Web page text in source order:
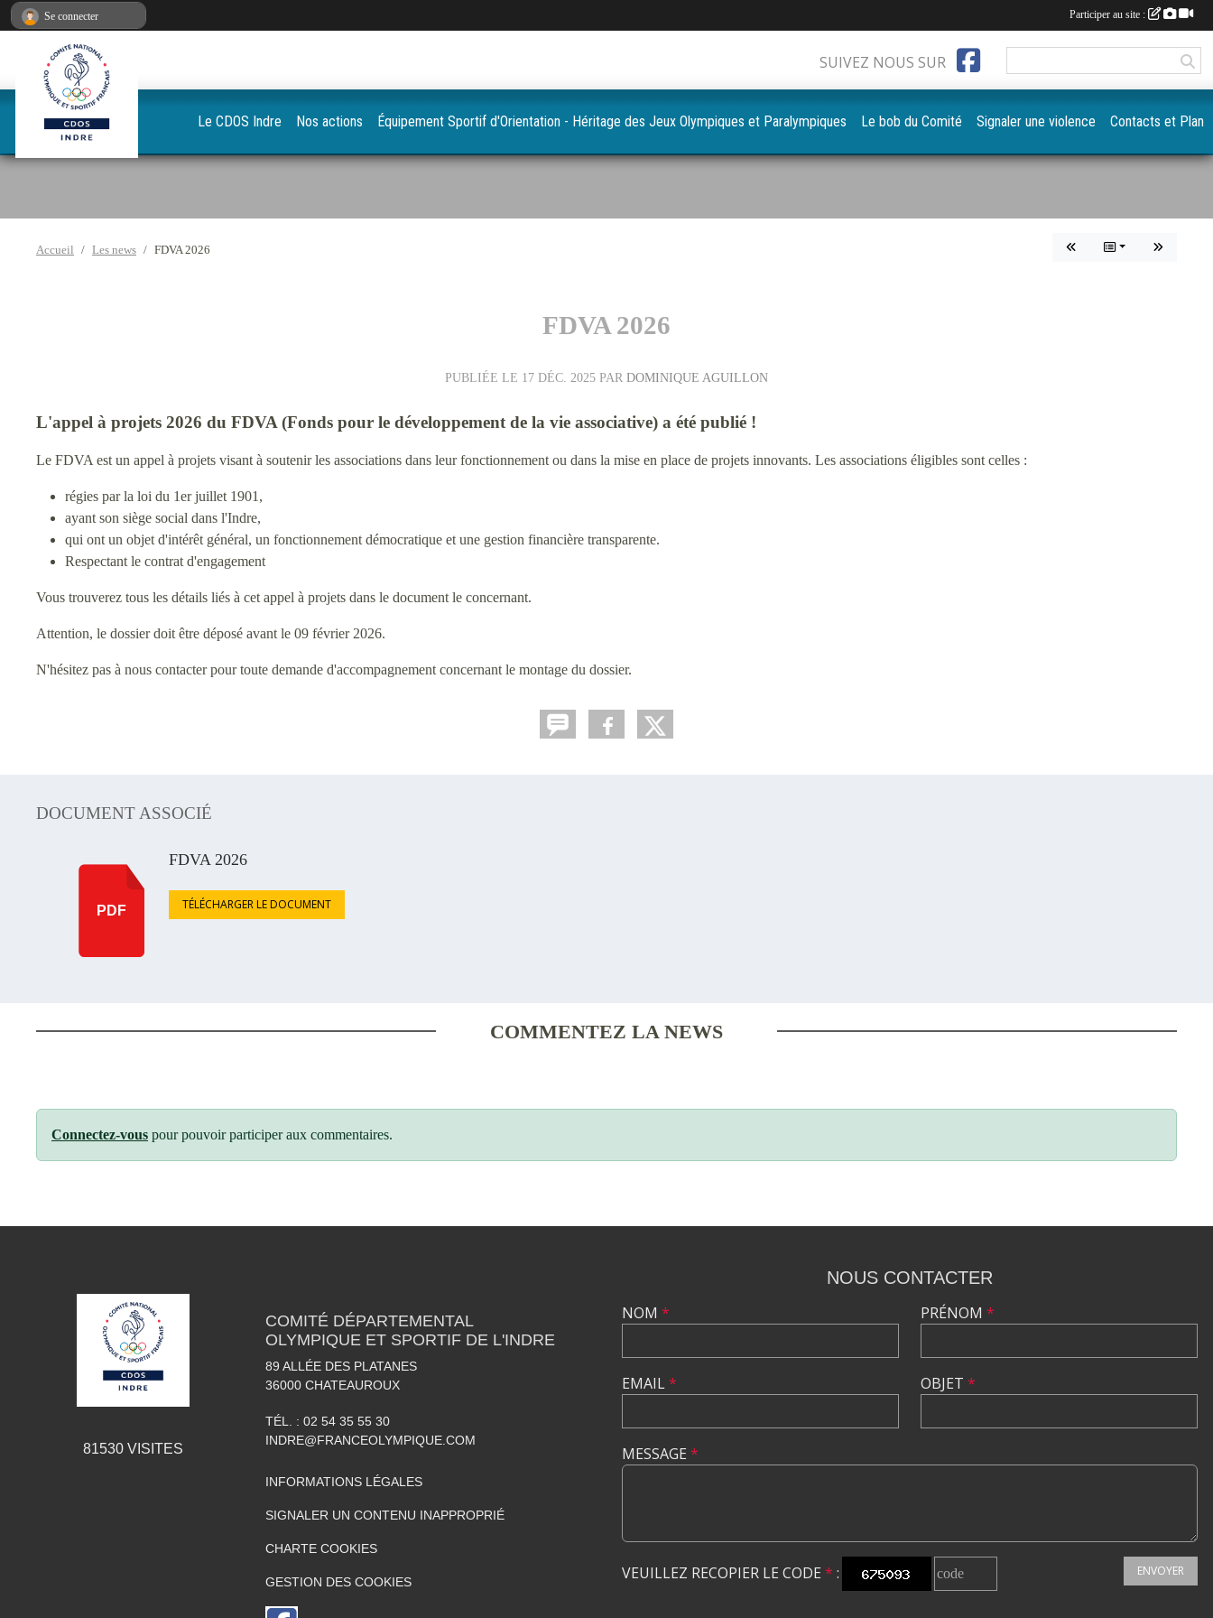
Accueil Les news FDVA 2026
FDVA 2026
PUBLIÉE LE 17 DÉC. 2025 PAR DOMINIQUE AGUILLON
L'appel à projets 2026 du FDVA (Fonds pour le développement de la vie associative) a été publié !
Le FDVA est un appel à projets visant à soutenir les associations dans leur fonctionnement ou dans la mise en place de projets innovants. Les associations éligibles sont celles :
régies par la loi du 1er juillet 1901,
ayant son siège social dans l'Indre,
qui ont un objet d'intérêt général, un fonctionnement démocratique et une gestion financière transparente.
Respectant le contrat d'engagement
Vous trouverez tous les détails liés à cet appel à projets dans le document le concernant.
Attention, le dossier doit être déposé avant le 09 février 2026.
N'hésitez pas à nous contacter pour toute demande d'accompagnement concernant le montage du dossier.
DOCUMENT ASSOCIÉ
PDF
FDVA 2026
TÉLÉCHARGER LE DOCUMENT
COMMENTEZ LA NEWS
Connectez-vous pour pouvoir participer aux commentaires.
SUIVEZ NOUS SUR
Le CDOS Indre Nos actions Équipement Sportif d'Orientation - Héritage des Jeux Olympiques et Paralympiques Le bob du Comité Signaler une violence Contacts et Plan
81530VISITES
COMITÉ DÉPARTEMENTAL
OLYMPIQUE ET SPORTIF DE L'INDRE
89 ALLÉE DES PLATANES
36000 CHATEAUROUX
TÉL. : 02 54 35 55 30
INDRE@FRANCEOLYMPIQUE.COM
INFORMATIONS LÉGALES
SIGNALER UN CONTENU INAPPROPRIÉ
CHARTE COOKIES
GESTION DES COOKIES
NOUS CONTACTER
NOM *
EMAIL*
PRÉNOM *
OBJET *
MESSAGE *
VEUILLEZ RECOPIER LE CODE * : ENVOYER
Se connecter Participer au site :
Panneau de gestion des cookies